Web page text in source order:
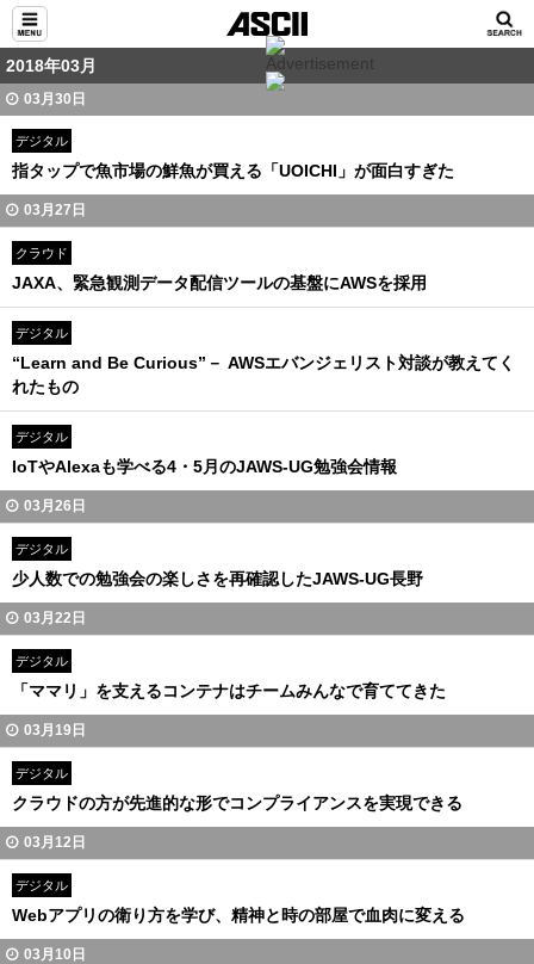
2018年03月
03月30日
デジタル
指タップで魚市場の鮮魚が買える「UOICHI」が面白すぎた
03月27日
クラウド
JAXA、緊急観測データ配信ツールの基盤にAWSを採用
デジタル
“Learn and Be Curious”－ AWSエバンジェリスト対談が教えてく
れたもの
デジタル
IoTやAlexaも学べる4・5月のJAWS-UG勉強会情報
03月26日
デジタル
少人数での勉強会の楽しさを再確認したJAWS-UG長野
03月22日
デジタル
「ママリ」を支えるコンテナはチームみんなで育ててきた
03月19日
デジタル
クラウドの方が先進的な形でコンプライアンスを実現できる
03月12日
デジタル
Webアプリの衛り方を学び、精神と時の部屋で血肉に変える
03月10日